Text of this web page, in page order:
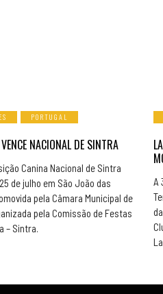
PORTUGAL
NACIONAL DE SINTRA
Canina Nacional de Sintra
de julho em São João das
pela Câmara Municipal de
pela Comissão de Festas
– Sintra.
A